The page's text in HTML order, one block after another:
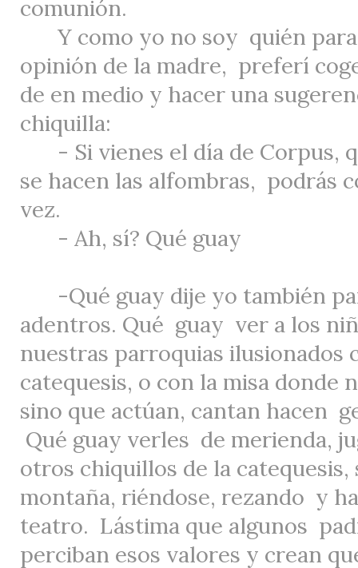
comunión.
Y como yo no soy quién
opinión de la madre, preferí
de en medio y hacer una
chiquilla:
- Si vienes el día de Corpus,
se hacen las alfombras, podrás
vez.
- Ah, sí? Qué guay
-Qué guay dije yo también
adentros. Qué guay ver a los
nuestras parroquias ilusionados
catequesis, o con la misa donde
sino que actúan, cantan hacen
Qué guay verles de merienda,
otros chiquillos de la catequesis,
montaña, riéndose, rezando y
teatro. Lástima que algunos
perciban esos valores y crean